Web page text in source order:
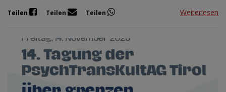
Teilen Teilen Teilen Weiterlesen